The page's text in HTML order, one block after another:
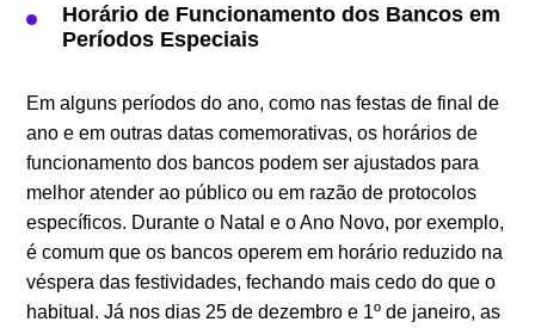
Horário de Funcionamento dos Bancos em
Períodos Especiais
Em alguns períodos do ano, como nas festas de final de
ano e em outras datas comemorativas, os horários de
funcionamento dos bancos podem ser ajustados para
melhor atender ao público ou em razão de protocolos
específicos. Durante o Natal e o Ano Novo, por exemplo,
é comum que os bancos operem em horário reduzido na
véspera das festividades, fechando mais cedo do que o
habitual. Já nos dias 25 de dezembro e 1º de janeiro, as